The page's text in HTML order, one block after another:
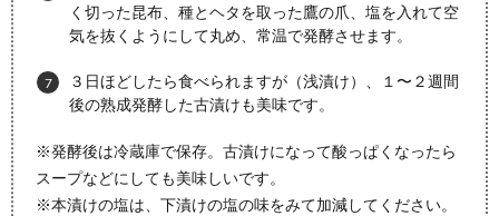
く切った昆布、種とヘタを取った鷹の爪、塩を入れて空
気を抜くようにして丸め、常温で発酵させます。
３日ほどしたら食べられますが（浅漬け）、１〜２週間
後の熟成発酵した古漬けも美味です。
※発酵後は冷蔵庫で保存。古漬けになって酸っぱくなったら
スープなどにしても美味しいです。
※本漬けの塩は、下漬けの塩の味をみて加減してください。